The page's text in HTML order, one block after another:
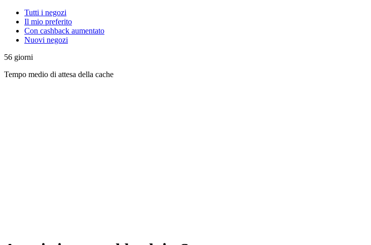
Tutti i negozi
Il mio preferito
Con cashback aumentato
Nuovi negozi
56 giorni
Tempo medio di attesa della cache